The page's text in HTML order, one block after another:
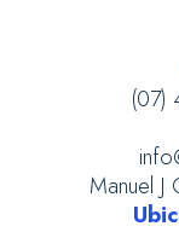
(07)
Manuel J